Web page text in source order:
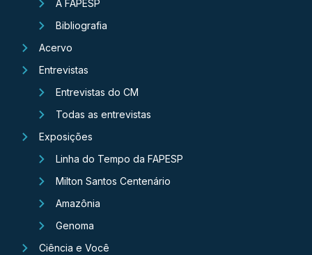
A FAPESP
Bibliografia
Acervo
Entrevistas
Entrevistas do CM
Todas as entrevistas
Exposições
Linha do Tempo da FAPESP
Milton Santos Centenário
Amazônia
Genoma
Ciência e Você